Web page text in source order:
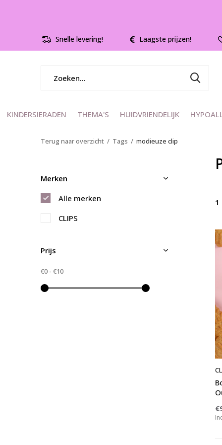
KINDERSIERADEN THEMA'S HUIDVRIENDELIJK
Snelle levering! Laagste prijzen!
Terug naar overzicht Tags modieuze clip
1
Merken
Alle merken
CLIPS
Prijs
€0 - €10